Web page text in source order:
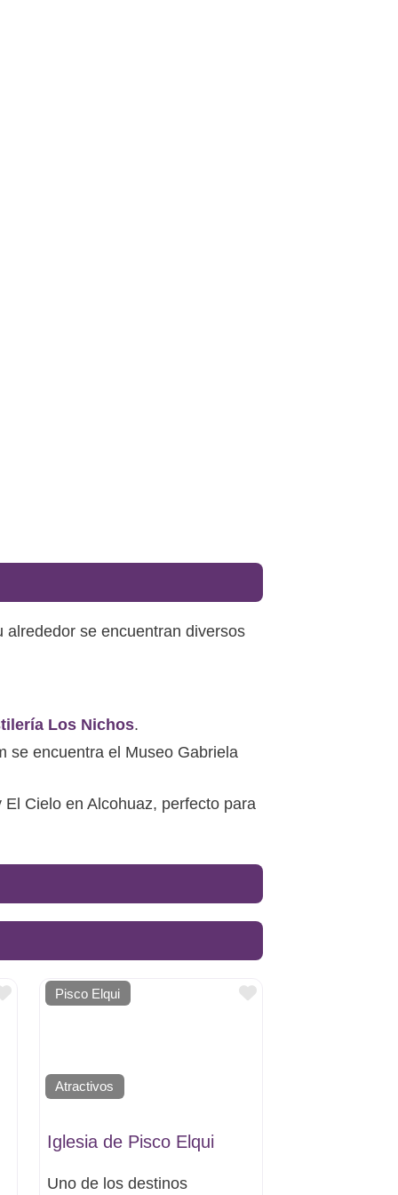
alrededor se encuentran diversos
Los Nichos.
se encuentra el Museo Gabriela
Cielo en Alcohuaz, perfecto para
FavoritoPisco Elqui
Atractivos
Favorito
Iglesia de Pisco Elqui
Uno de los destinos